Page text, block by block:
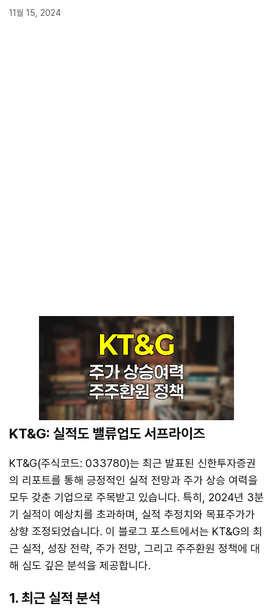
11월 15, 2024
KT&G: 실적도 밸류업도 서프라이즈
KT&G(주식코드: 033780)는 최근 발표된 신한투자증권
의 리포트를 통해 긍정적인 실적 전망과 주가 상승 여력을
모두 갖춘 기업으로 주목받고 있습니다. 특히, 2024년 3분
기 실적이 예상치를 초과하며, 실적 추정치와 목표주가가
상향 조정되었습니다. 이 블로그 포스트에서는 KT&G의 최
근 실적, 성장 전략, 주가 전망, 그리고 주주환원 정책에 대
해 심도 깊은 분석을 제공합니다.
1. 최근 실적 분석